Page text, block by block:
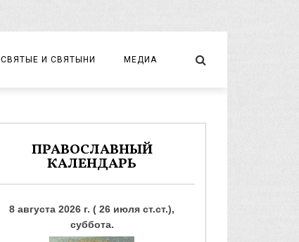
СВЯТЫЕ И СВЯТЫНИ МЕДИА
ФОТО
ПРАВОСЛАВНЫЙ
КАЛЕНДАРЬ
8 августа 2026 г. ( 26 июля ст.ст.),
суббота.